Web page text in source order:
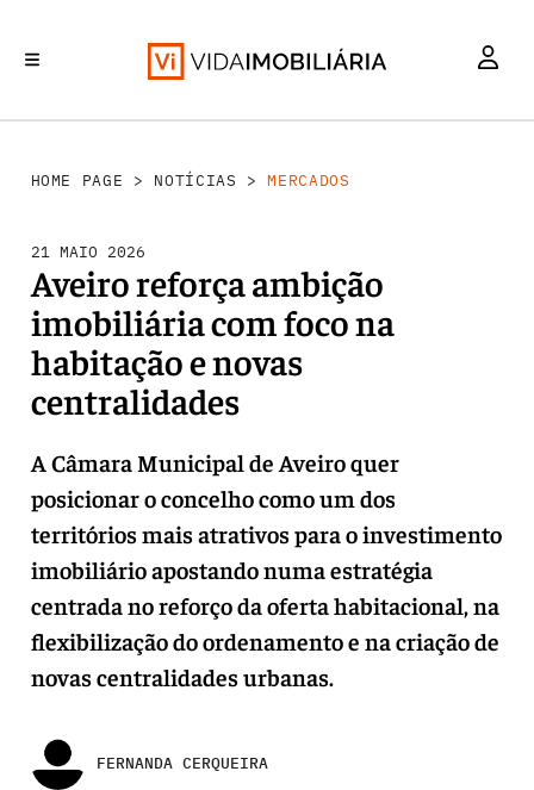
HOME PAGE > NOTÍCIAS >MERCADOS
21 MAIO 2026
Aveiro reforça ambição
imobiliária com foco na
habitação e novas
centralidades
A Câmara Municipal de Aveiro quer
posicionar o concelho como um dos
territórios mais atrativos para o investimento
imobiliário apostando numa estratégia
centrada no reforço da oferta habitacional, na
flexibilização do ordenamento e na criação de
novas centralidades urbanas.
FERNANDA CERQUEIRA